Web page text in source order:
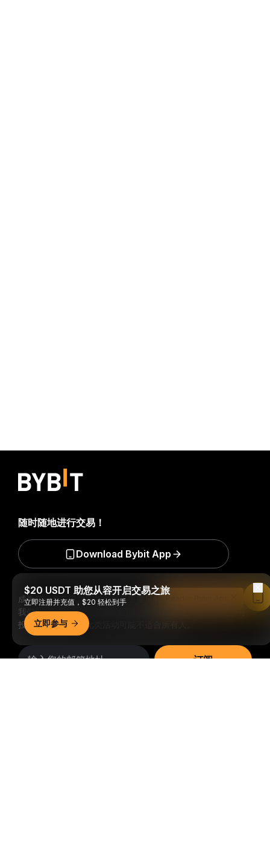
成为第一个获得加密货币世界重要见解和分析的人：立即申购
我们的时事通讯。
投资金额的风险。此类活动可能不适合所有人。
订阅
随时随地进行交易！
Download Bybit App
$20 USDT 助您从容开启交易之旅
立即注册并充值，$20 轻松到手
立即参与